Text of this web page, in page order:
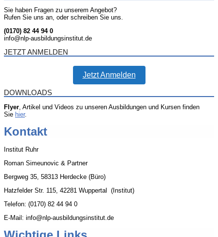
Sie haben Fragen zu unserem Angebot?
Rufen Sie uns an, oder schreiben Sie uns.
(0170) 82 44 94 0
info@nlp-ausbildungsinstitut.de
JETZT ANMELDEN
Jetzt Anmelden
DOWNLOADS
Flyer , Artikel und Videos zu unseren Ausbildungen und Kursen finden
Sie hier.
Kontakt
Institut Ruhr
Roman Simeunovic & Partner
Bergweg 35, 58313 Herdecke (Büro)
Hatzfelder Str. 115, 42281 Wuppertal (Institut)
Telefon: (0170) 82 44 94 0
E-Mail: info@nlp-ausbildungsinstitut.de